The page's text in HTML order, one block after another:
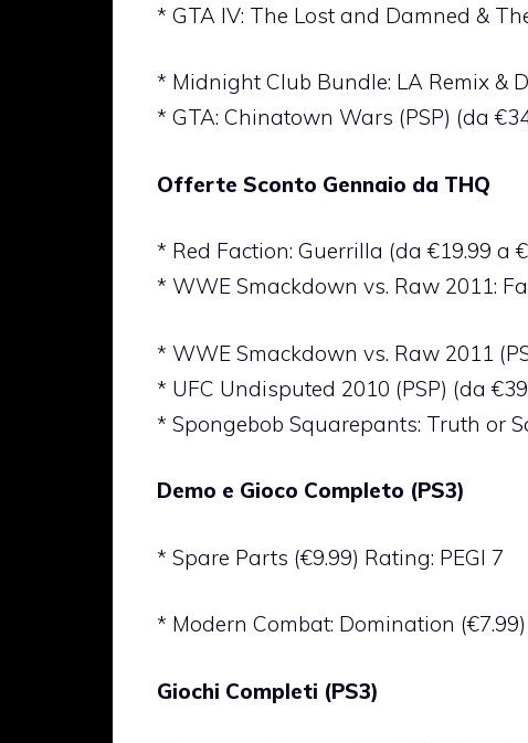
* GTA IV: The Lost and Damned &
* Midnight Club Bundle: LA Remix &
* GTA: Chinatown Wars (PSP) (da
Offerte Sconto Gennaio da THQ
* Red Faction: Guerrilla (da €19.99 a
* WWE Smackdown vs. Raw 2011:
* WWE Smackdown vs. Raw 2011
* UFC Undisputed 2010 (PSP) (da
* Spongebob Squarepants: Truth or
Demo e Gioco Completo (PS3)
* Spare Parts (€9.99) Rating: PEGI 7
* Modern Combat: Domination
Giochi Completi (PS3)